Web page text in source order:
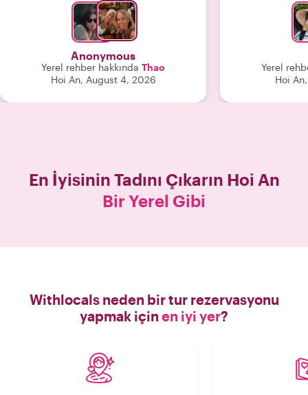
hikayelerini dinlemeye ve Vietnam
hakkında ondan daha fazla şey
öğrenmeye bayıldık. Hatta turun
sonuna doğru küçük bir fırtınaya
yakalandık 😂 ama dürüst olmak
gerekirse, Thào ile o kadar güzel vakit
geçiriyorduk ki bunu hiç dert etmedik!
Onunla vakit geçirmekten o kadar
Anonymous
Yerel rehber hakkında Thao
Hoi An, August 4, 2026
Yerel
Hoi
En İyisinin Tadını Çıkarın Hoi An
Bir Yerel Gibi
Withlocals neden bir tur rezervasyonu
yapmak için en iyi yer?